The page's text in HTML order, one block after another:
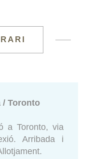
/ Toronto
a Toronto, via
Arribada i